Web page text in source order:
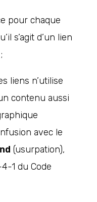
pour chaque
s’agit d’un lien
liens n’utilise
contenu aussi
avec le
(usurpation),
1 du Code